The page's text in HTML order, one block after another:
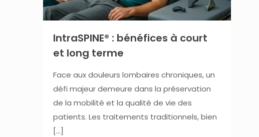
IntraSPINE® : bénéfices à court
et long terme
Face aux douleurs lombaires chroniques, un
défi majeur demeure dans la préservation
de la mobilité et la qualité de vie des
patients. Les traitements traditionnels, bien
[…]